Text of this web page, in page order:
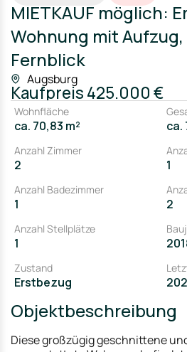
MIETKAUF möglich:
Wohnung mit
Fernblick
Augsburg
Kaufpreis425.000 €
Wohnfläche
ca. 70,83 m² ca.
Anzahl Zimmer
2 1
Anzahl Badezimmer
1 2
Anzahl Stellplätze
1
Zustand
Erstbezug
Objektbeschreibung
Diese großzügig geschnittene